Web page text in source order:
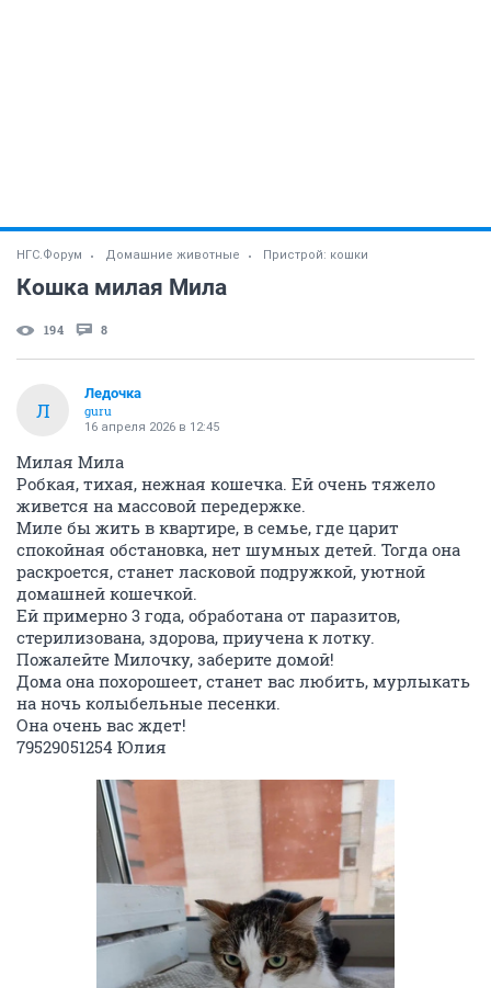
НГС.Форум Домашние животные Пристрой: кошки
Кошка милая Мила
194 8
Л
Ледочка
guru
16 апреля 2026 в 12:45
Милая Мила
Робкая, тихая, нежная кошечка. Ей очень тяжело
живется на массовой передержке.
Миле бы жить в квартире, в семье, где царит
спокойная обстановка, нет шумных детей. Тогда она
раскроется, станет ласковой подружкой, уютной
домашней кошечкой.
Ей примерно 3 года, обработана от паразитов,
стерилизована, здорова, приучена к лотку.
Пожалейте Милочку, заберите домой!
Дома она похорошеет, станет вас любить, мурлыкать
на ночь колыбельные песенки.
Она очень вас ждет!
79529051254 Юлия